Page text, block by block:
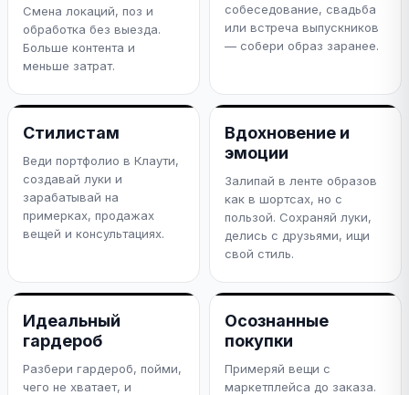
Смена локаций, поз и
обработка без выезда.
Больше контента и
меньше затрат.
собеседование, свадьба
или встреча выпускников
— собери образ заранее.
Стилистам
Веди портфолио в Клаути,
создавай луки и
зарабатывай на
примерках, продажах
вещей и консультациях.
Вдохновение и
эмоции
Залипай в ленте образов
как в шортсах, но с
пользой. Сохраняй луки,
делись с друзьями, ищи
свой стиль.
Идеальный
гардероб
Разбери гардероб, пойми,
чего не хватает, и
Осознанные
покупки
Примеряй вещи с
маркетплейса до заказа.